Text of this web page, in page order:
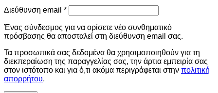
Διεύθυνση email *Απαιτείται
Ένας σύνδεσμος για να ορίσετε νέο συνθηματικό
πρόσβασης θα αποσταλεί στη διεύθυνση email σας.
Τα προσωπικά σας δεδομένα θα χρησιμοποιηθούν για τη
διεκπεραίωση της παραγγελίας σας, την άρτια εμπειρία σας
στον ιστότοπο και για ό,τι ακόμα περιγράφεται στην πολιτική
απορρήτου.